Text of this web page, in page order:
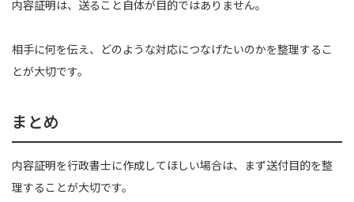
内容証明は、送ること自体が目的ではありません。
相手に何を伝え、どのような対応につなげたいのかを整理するこ
とが大切です。
まとめ
内容証明を行政書士に作成してほしい場合は、まず送付目的を整
理することが大切です。